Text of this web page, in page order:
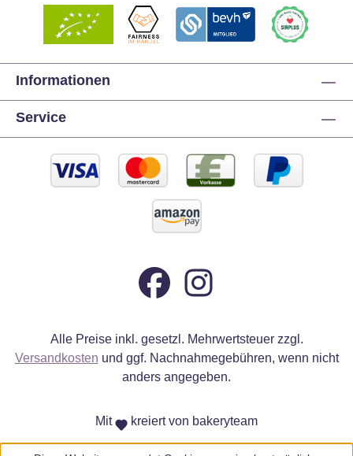
Informationen
Service
Alle Preise inkl. gesetzl. Mehrwertsteuer zzgl.
Versandkosten und ggf. Nachnahmegebühren, wenn nicht
anders angegeben.
Mit kreiert von bakeryteam